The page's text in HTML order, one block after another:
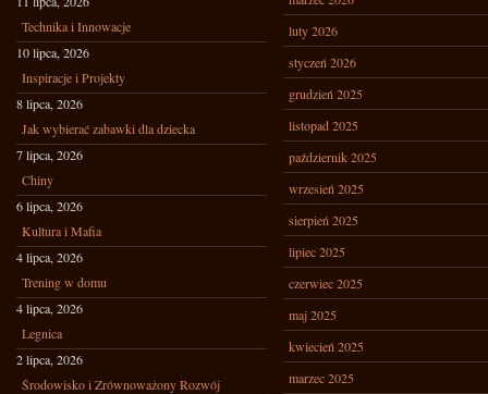
Technika i Innowacje
10 lipca, 2026
Inspiracje i Projekty
8 lipca, 2026
Jak wybierać zabawki dla dziecka
7 lipca, 2026
Chiny
6 lipca, 2026
Kultura i Mafia
4 lipca, 2026
Trening w domu
4 lipca, 2026
Legnica
2 lipca, 2026
Środowisko i Zrównoważony Rozwój
luty 2026
styczeń 2026
grudzień 2025
listopad 2025
październik 2025
wrzesień 2025
sierpień 2025
lipiec 2025
czerwiec 2025
maj 2025
kwiecień 2025
marzec 2025